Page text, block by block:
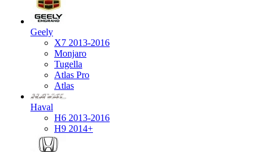
Geely
X7 2013-2016
Monjaro
Tugella
Atlas Pro
Atlas
Haval
H6 2013-2016
H9 2014+